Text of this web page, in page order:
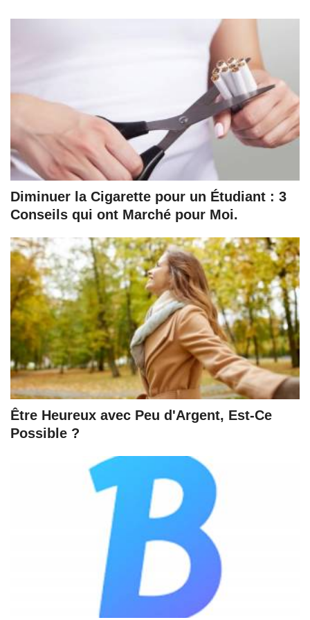
Diminuer la Cigarette pour un Étudiant : 3
Conseils qui ont Marché pour Moi.
Être Heureux avec Peu d'Argent, Est-Ce
Possible ?